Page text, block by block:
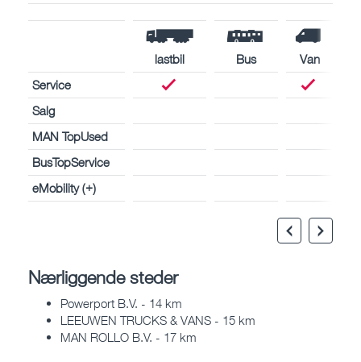
lastbil Bus
Van
Service
Salg
MAN TopUsed
BusTopService
eMobility (+)
Nærliggende steder
Powerport B.V. - 14 km
LEEUWEN TRUCKS & VANS - 15 km
MAN ROLLO B.V. - 17 km